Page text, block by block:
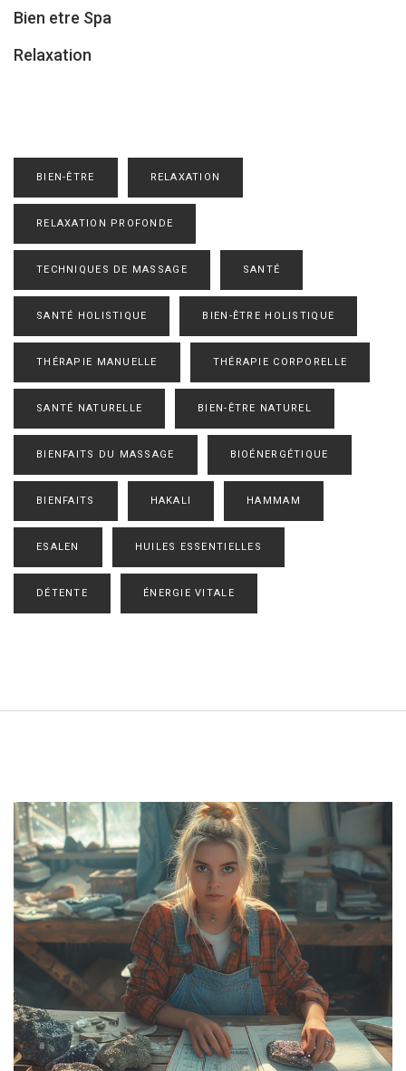
Bien etre Spa
Relaxation
BIEN-ÊTRE RELAXATION
RELAXATION PROFONDE
TECHNIQUES DE MASSAGE SANTÉ
SANTÉ HOLISTIQUE BIEN-ÊTRE HOLISTIQUE
THÉRAPIE MANUELLE THÉRAPIE CORPORELLE
SANTÉ NATURELLE BIEN-ÊTRE NATUREL
BIENFAITS DU MASSAGE BIOÉNERGÉTIQUE
BIENFAITS HAKALI HAMMAM
ESALEN HUILES ESSENTIELLES
DÉTENTE ÉNERGIE VITALE